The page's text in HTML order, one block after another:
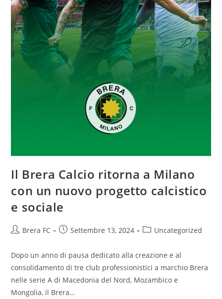
Il Brera Calcio ritorna a Milano
con un nuovo progetto calcistico
e sociale
Brera FC Settembre 13, 2024 Uncategorized
Dopo un anno di pausa dedicato alla creazione e al
consolidamento di tre club professionistici a marchio Brera
nelle serie A di Macedonia del Nord, Mozambico e
Mongolia, il Brera…